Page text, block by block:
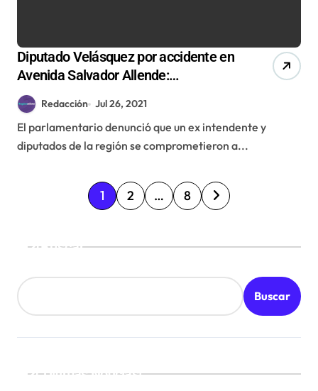
Diputado Velásquez por accidente en
Avenida Salvador Allende:
«Autoridades nos han mentido
incansablemente»
Redacción Jul 26, 2021
El parlamentario denunció que un ex intendente y
diputados de la región se comprometieron a...
P
a
a
c
ó
1 2 … 8
Buscar
Buscar
¡Ultimas Noticias!